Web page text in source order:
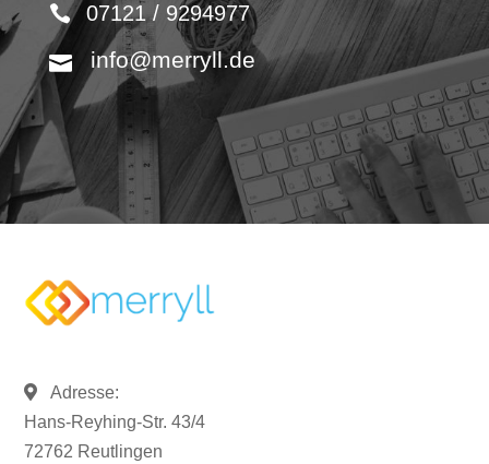
07121 / 9294977
info@merryll.de
Adresse:
Hans-Reyhing-Str. 43/4
72762 Reutlingen